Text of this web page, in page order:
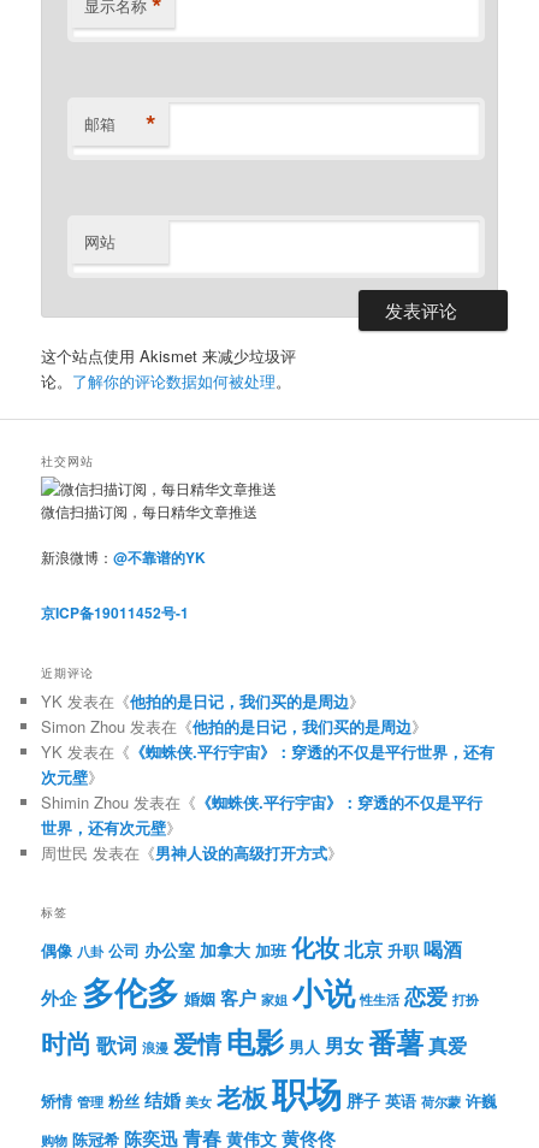
显示名称
邮箱 *
网站
这个站点使用 Akismet 来减少垃圾评
论。 了解你的评论数据如何被处理。
社交网站
微信扫描订阅，每日精华文章推送
新浪微博：@不靠谱的YK
京ICP备19011452号-1
近期评论
YK 发表在《他拍的是日记，我们买的是周边》
Simon Zhou 发表在《他拍的是日记，我们买的是周边》
YK 发表在《 《蜘蛛侠.平行宇宙》：穿透的不仅是平行世界，还有
次元壁》
Shimin Zhou 发表在《 《蜘蛛侠.平行宇宙》：穿透的不仅是平行
世界，还有次元壁》
周世民 发表在《男神人设的高级打开方式》
标签
偶像 八卦 公司 办公室 加拿大 加班 化妆北京 升职 喝酒
外企 多伦多 婚姻 客户 家姐 小说 性生活 恋爱 打扮
时尚 歌词 浪漫 爱情电影 男人 男女番薯真爱
矫情 管理 粉丝 结婚 美女 老板职场 胖子 英语 荷尔蒙 许巍
购物 陈冠希 陈奕迅 青春 黄伟文 黄佟佟